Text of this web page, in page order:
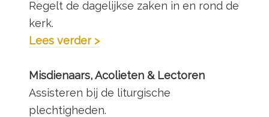
Regelt de dagelijkse zaken in en rond de
kerk.
Lees verder >
Misdienaars, Acolieten & Lectoren
Assisteren bij de liturgische
plechtigheden.